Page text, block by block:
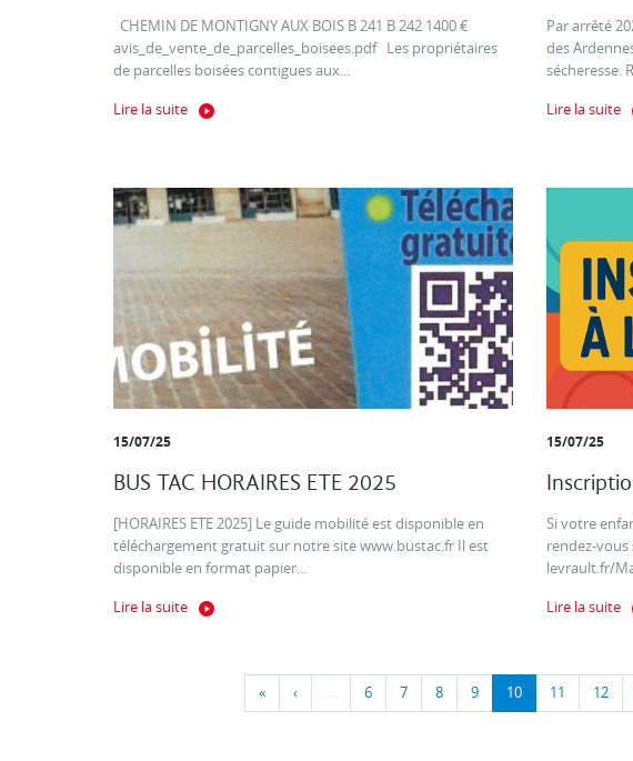
CHEMIN DE MONTIGNY AUX BOIS B 241 B 242 1400 €
avis_de_vente_de_parcelles_boisees.pdf Les propriétaires
de parcelles boisées contigues aux...
Lire la suite
Par arrêté
des
sécheresse.
Lire la suite
15/07/25
BUS TAC HORAIRES ETE 2025
[HORAIRES ETE 2025] Le guide mobilité est disponible en
téléchargement gratuit sur notre site www.bustac.fr Il est
disponible en format papier...
Lire la suite
15/07/25
Si votre
rendez-
levrault.fr/
Lire la suite
« ‹ … 6 7 8 9 10 11 12